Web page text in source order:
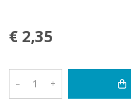
€ 2,35
– +